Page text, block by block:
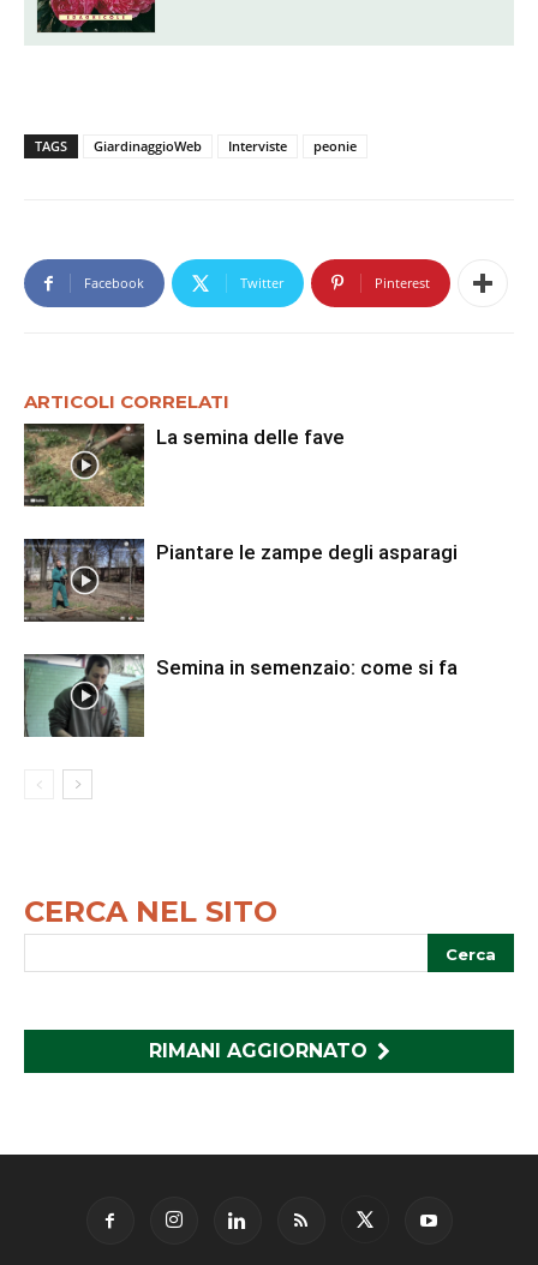
TAGS GiardinaggioWeb Interviste peonie
Facebook Twitter Pinterest
ARTICOLI CORRELATI
La semina delle fave
Piantare le zampe degli asparagi
Semina in semenzaio: come si fa
CERCA NEL SITO
RIMANI AGGIORNATO